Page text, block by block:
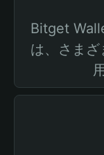
Bitget
は、さま